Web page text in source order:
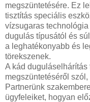
megszüntetésére. Ez
tisztítás speciális
vízsugaras
dugulás típusától és
a leghatékonyabb és
törekszenek.
A kád
megszüntetéséről
Partnerünk
ügyfeleiket, hogyan